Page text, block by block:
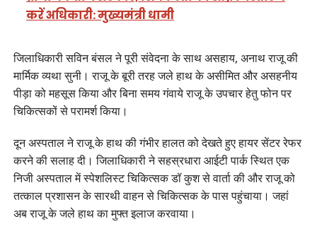
करें अधिकारी: मुख्यमंत्री धामी
जिलाधिकारी सविन बंसल ने पूरी संवेदना के साथ असहाय, अनाथ राजू की
मार्मिक व्यथा सुनी। राजू के बूरी तरह जले हाथ के असीमित और असहनीय
पीड़ा को महसूस किया और बिना समय गंवाये राजू के उपचार हेतु फोन पर
चिकित्सकों से परामर्श किया।
दून अस्पताल ने राजू के हाथ की गंभीर हालत को देखते हुए हायर सेंटर रेफर
करने की सलाह दी। जिलाधिकारी ने सहस्रधारा आईटी पार्क स्थित एक
निजी अस्पताल में स्पेशलिस्ट चिकित्सक डॉ कुश से वार्ता की और राजू को
तत्काल प्रशासन के सारथी वाहन से चिकित्सक के पास पहुंचाया। जहां
अब राजू के जले हाथ का मुफ्त इलाज करवाया।